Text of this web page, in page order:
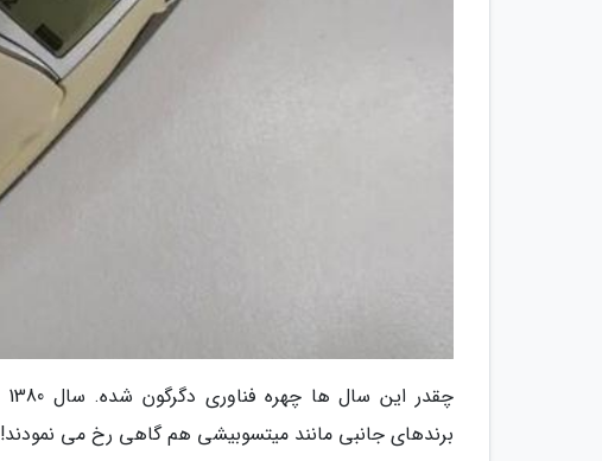
برندهای جانبی مانند میتسوبیشی هم گاهی رخ می نمودند!